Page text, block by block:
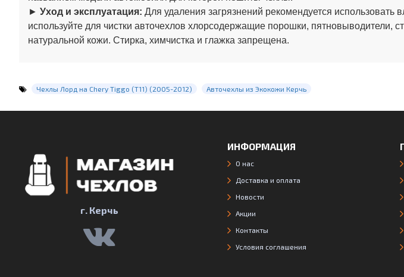
► Уход и эксплуатация: Для удаления загрязнений рекомендуется использовать
используйте для чистки авточехлов хлорсодержащие порошки,
натуральной кожи. Стирка, химчистка и глажка запрещена.
Чехлы Лорд на Chery Tiggo (Т11) (2005-2012) Авточехлы из Экокожи Керчь
г. Керчь
ИНФОРМАЦИЯ
О нас
Доставка и оплата
Новости
Акции
Контакты
Условия соглашения